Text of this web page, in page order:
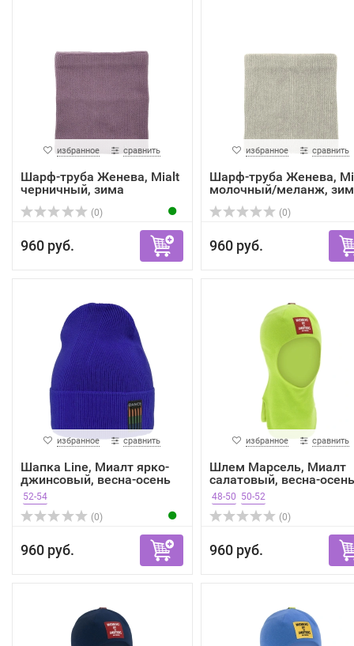
избранное сравнить
Шарф-труба Женева, Mialt
черничный, зима
(0)
960 руб.
избранное сравнить
Шарф-труба Женева,
молочный/меланж,
(0)
960 руб.
избранное сравнить
Шапка Line, Миалт ярко-
джинсовый, весна-осень
52-54
(0)
960 руб.
избранное сравнить
Шлем Марсель, Миалт
салатовый, весна-осень
48-50 50-52
(0)
960 руб.